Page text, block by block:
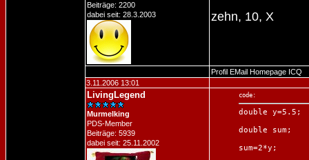
Beiträge: 2200
dabei seit: 28.3.2003
zehn, 10, X
Profil EMail Homepage ICQ
3.11.2006 13:01
LivingLegend
Murmelking
PDS-Member
Beiträge: 5939
dabei seit: 25.11.2002
code:
double y=5.5;
double sum;
sum=2*y;